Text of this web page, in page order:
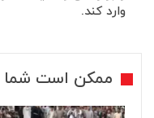
وارد کند.
ممکن است شما